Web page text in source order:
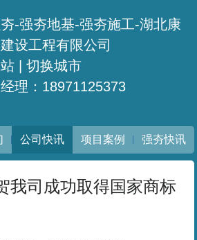
-强夯地基-强夯施工-湖北康
设工程有限公司
站 |切换城市
理：18971125373
公司快讯 项目案例 强夯快讯
我司成功取得国家商标